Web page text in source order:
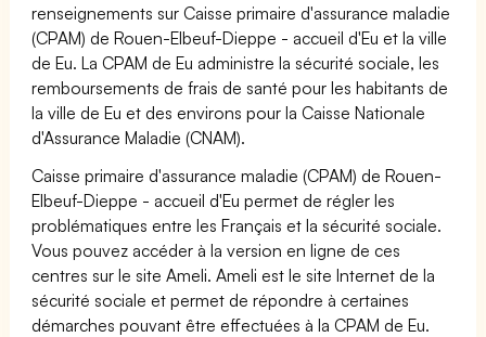
renseignements sur Caisse primaire d'assurance maladie
(CPAM) de Rouen-Elbeuf-Dieppe - accueil d'Eu et la ville
de Eu. La CPAM de Eu administre la sécurité sociale, les
remboursements de frais de santé pour les habitants de
la ville de Eu et des environs pour la Caisse Nationale
d'Assurance Maladie (CNAM).
Caisse primaire d'assurance maladie (CPAM) de Rouen-
Elbeuf-Dieppe - accueil d'Eu permet de régler les
problématiques entre les Français et la sécurité sociale.
Vous pouvez accéder à la version en ligne de ces
centres sur le site Ameli. Ameli est le site Internet de la
sécurité sociale et permet de répondre à certaines
démarches pouvant être effectuées à la CPAM de Eu.